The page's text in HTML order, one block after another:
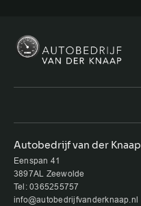
Autobedrijf van der Knaap
Eenspan 41
3897AL Zeewolde
Tel: 0365255757
info@autobedrijfvanderknaap.nl